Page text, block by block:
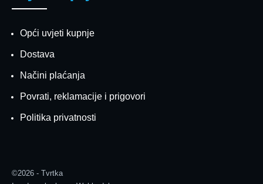
Opći uvjeti kupnje
Dostava
Načini plaćanja
Povrati, reklamacije i prigovori
Politika privatnosti
©2026 - Tvrtka